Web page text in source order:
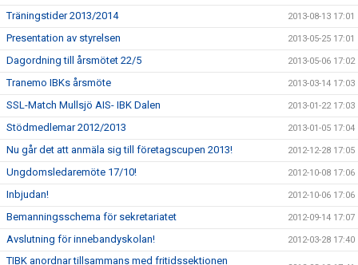
Träningstider 2013/2014 2013-08-13 17:01
Presentation av styrelsen 2013-05-25 17:01
Dagordning till årsmötet 22/5 2013-05-06 17:02
Tranemo IBKs årsmöte 2013-03-14 17:03
SSL-Match Mullsjö AIS- IBK Dalen 2013-01-22 17:03
Stödmedlemar 2012/2013 2013-01-05 17:04
Nu går det att anmäla sig till företagscupen 2013! 2012-12-28 17:05
Ungdomsledaremöte 17/10! 2012-10-08 17:06
Inbjudan! 2012-10-06 17:06
Bemanningsschema för sekretariatet 2012-09-14 17:07
Avslutning för innebandyskolan! 2012-03-28 17:40
TIBK anordnar tillsammans med fritidssektionen